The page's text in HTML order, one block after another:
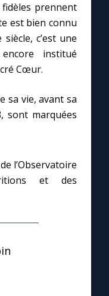
prennent
est bien connu
c’est une
institué
Cœur.
sa vie, avant sa
sont marquées
l’Observatoire
et des